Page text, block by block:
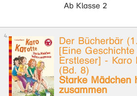
Ab Klasse 2
Der Bücherbär
[Eine
Erstleser] - Karo
(Bd. 8)
Starke Mädchen
zusammen